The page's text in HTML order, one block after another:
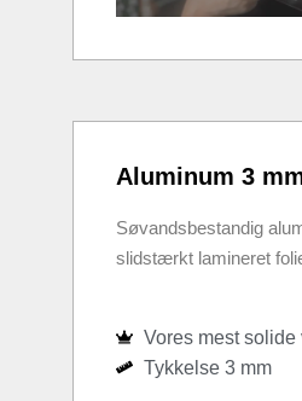
Aluminum 3
Søvandsbestandig
slidstærkt lamineret
Vores mest solide
Tykkelse 3 mm